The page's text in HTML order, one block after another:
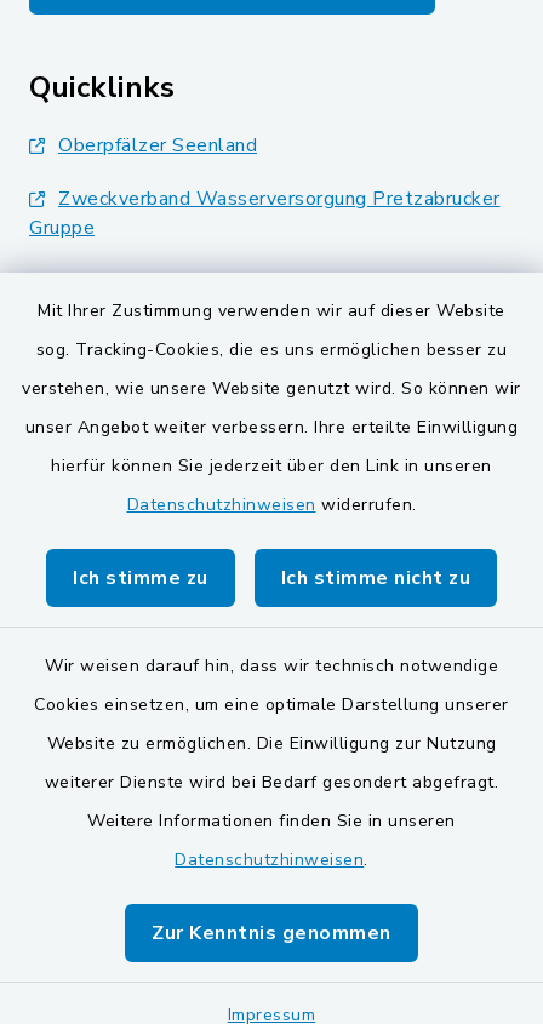
Mit Ihrer Zustimmung verwenden wir auf dieser Website
sog. Tracking-Cookies, die es uns ermöglichen besser zu
verstehen, wie unsere Website genutzt wird. So können wir
unser Angebot weiter verbessern. Ihre erteilte Einwilligung
hierfür können Sie jederzeit über den Link in unseren
Datenschutzhinweisen widerrufen.
Ich stimme zu Ich stimme nicht zu
Wir weisen darauf hin, dass wir technisch notwendige
Cookies einsetzen, um eine optimale Darstellung unserer
Website zu ermöglichen. Die Einwilligung zur Nutzung
weiterer Dienste wird bei Bedarf gesondert abgefragt.
Weitere Informationen finden Sie in unseren
Datenschutzhinweisen.
Zur Kenntnis genommen
Impressum
Quicklinks
Oberpfälzer Seenland
Zweckverband Wasserversorgung Pretzabrucker
Gruppe
Landkreis Schwandorf
VG und Gemeinden
Gemeinde Schwarzach bei Nabburg
Gemeinde Stulln
Verwaltungsgemeinschaft Schwarzenfeld
Barrierefreiheit
Sitemap